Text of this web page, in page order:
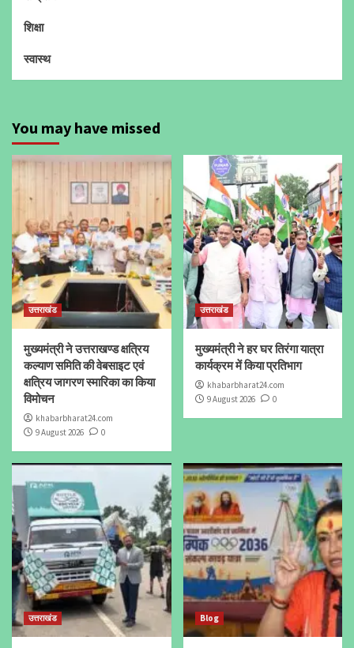
शिक्षा
स्वास्थ
You may have missed
उत्तराखंड
मुख्यमंत्री ने उत्तराखण्ड क्षत्रिय
कल्याण समिति की वेबसाइट एवं
क्षत्रिय जागरण स्मारिका का किया
विमोचन
khabarbharat24.com
9 August 2026
0
उत्तराखंड
मुख्यमंत्री ने हर घर तिरंगा यात्रा
कार्यक्रम में किया प्रतिभाग
khabarbharat24.com
9 August 2026
0
उत्तराखंड Blog